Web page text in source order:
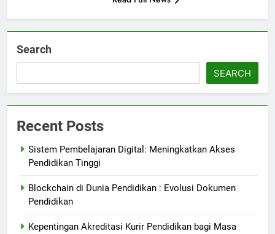
Search
SEARCH
Recent Posts
Sistem Pembelajaran Digital: Meningkatkan Akses
Pendidikan Tinggi
Blockchain di Dunia Pendidikan : Evolusi Dokumen
Pendidikan
Kepentingan Akreditasi Kurir Pendidikan bagi Masa